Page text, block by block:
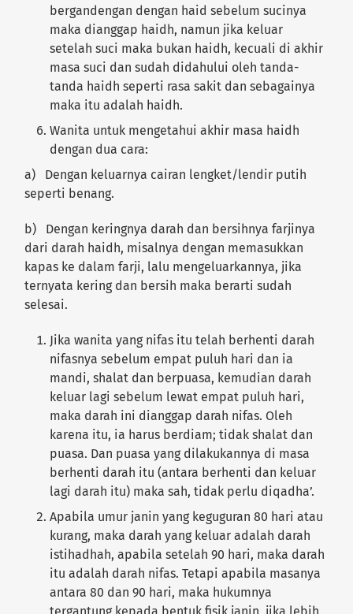
bergandengan dengan haid sebelum sucinya
maka dianggap haidh, namun jika keluar
setelah suci maka bukan haidh, kecuali di akhir
masa suci dan sudah didahului oleh tanda-
tanda haidh seperti rasa sakit dan sebagainya
maka itu adalah haidh.
Wanita untuk mengetahui akhir masa haidh
dengan dua cara:
a) Dengan keluarnya cairan lengket/lendir putih
seperti benang.
b) Dengan keringnya darah dan bersihnya farjinya
dari darah haidh, misalnya dengan memasukkan
kapas ke dalam farji, lalu mengeluarkannya, jika
ternyata kering dan bersih maka berarti sudah
selesai.
Jika wanita yang nifas itu telah berhenti darah
nifasnya sebelum empat puluh hari dan ia
mandi, shalat dan berpuasa, kemudian darah
keluar lagi sebelum lewat empat puluh hari,
maka darah ini dianggap darah nifas. Oleh
karena itu, ia harus berdiam; tidak shalat dan
puasa. Dan puasa yang dilakukannya di masa
berhenti darah itu (antara berhenti dan keluar
lagi darah itu) maka sah, tidak perlu diqadha’.
Apabila umur janin yang keguguran 80 hari atau
kurang, maka darah yang keluar adalah darah
istihadhah, apabila setelah 90 hari, maka darah
itu adalah darah nifas. Tetapi apabila masanya
antara 80 dan 90 hari, maka hukumnya
tergantung kepada bentuk fisik janin, jika lebih